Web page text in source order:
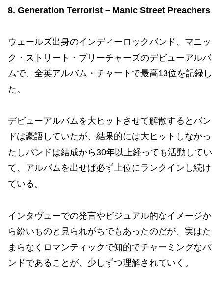
8. Generation Terrorist – Manic Street Preachers
ウェールズ出身のインディーロックバンド、マニッ
ク・ストリート・プリーチャーズのデビューアルバ
ムで、全英アルバム・チャートで最高13位を記録し
た。
デビューアルバムを大ヒットさせて解散するとバン
ドは豪語していたが、結果的には大ヒットしなかっ
たしバンドは結成から30年以上経っても活動してい
て、アルバムを出せば必ず上位にランクインし続け
ている。
インタヴューでの発言やビジュアル的なイメージか
ら紛いものと見られがちでもあったのだが、実はた
まらなくロマンティックで知的でチャーミングなバ
ンドであることが、少しずつ理解されていく。